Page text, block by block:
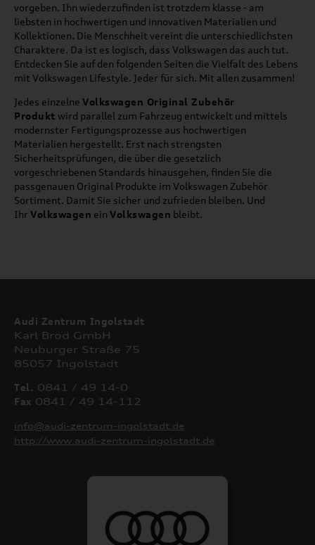
vorgeben. Ihn wiederzufinden ist trotzdem klasse - am
liebsten in hochwertigen und innovativen Materialien und
Kollektionen. Die Menschheit vereint die unterschiedlichsten
Charaktere. Da ist es logisch, dass Volkswagen das auch tut.
Entdecken Sie auf den folgenden Seiten die Vielfalt des Lebens
mit Volkswagen Lifestyle. Jeder für sich. Mit allen zusammen!
Jedes einzelne Volkswagen Original Zubehör
Produkt wird parallel zum Fahrzeug entwickelt und mittels
modernster Fertigungsprozesse aus hochwertigen
Materialien hergestellt. Erst nach strengsten
Sicherheitsprüfungen, die über die gesetzlich
vorgeschriebenen Standards hinausgehen, finden Sie die
passgenauen Original Produkte im Volkswagen Zubehör
Sortiment. Damit Sie sicher und zufrieden bleiben. Und
Ihr Volkswagen ein Volkswagen bleibt.
Audi Zentrum Ingolstadt
Karl Brod GmbH
Neuburger Straße 75
85057 Ingolstadt
Tel. 0841 / 49 14-0
Fax 0841 / 49 14-112
info@audi-zentrum-ingolstadt.de
http://www.audi-zentrum-ingolstadt.de